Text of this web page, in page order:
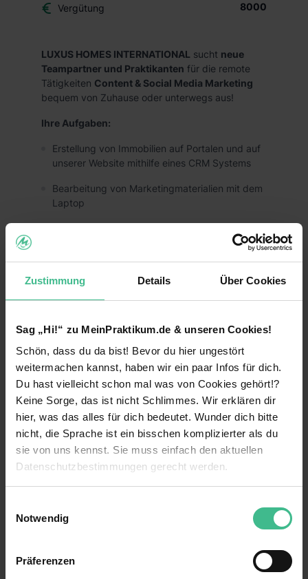
Zustimmung Details Über Cookies
Sag „Hi!“ zu MeinPraktikum.de & unseren Cookies!
Schön, dass du da bist! Bevor du hier ungestört
weitermachen kannst, haben wir ein paar Infos für dich.
Du hast vielleicht schon mal was von Cookies gehört!?
Keine Sorge, das ist nicht Schlimmes. Wir erklären dir
hier, was das alles für dich bedeutet. Wunder dich bitte
nicht, die Sprache ist ein bisschen komplizierter als du
sie von uns kennst. Sie muss einfach den aktuellen
Datenschutzbestimmungen gerecht werden.
Benutzung der Webseite getroffenen Einstellungen zu
Notwendig
Präferenzen
Vergütung 8000
LUXUS HOMES INTERNATIONAL sucht neue
Teampartner und Praktikanten für die remote
Tätigkeiten Content & Social Media Marketing
bequem von Zuhause oder unterwegs aus!
Ihre Aufgaben:
Erstellung von Immobilien auf Portalen und auf
unserer Website mithilfe eines CRM Systems
Bearbeitung von Marketingmaterialien mit dem
Laptop
Marketing, Vertrieb, Buchhaltung,
Personalmanagement, Startup und
Was wir anbieten:
Wertvolle Erfahrungen, Skills und
Wissenskenntnisse in unterschiedlichen
Bereichen einer internationalen
Immobilienagentur
Positive Arbeitsatmosphäre im jungen und
offenherzigem Team
Überdurchschnittlicher Verdienst mit 6.000€ -
8.000€ monatlich in den ersten Monaten
möglich
weiterlesen
Benefits
Eigener Arbeitsplatz
Firmenwagen
Wohnung wird vom Unternehmen gestellt